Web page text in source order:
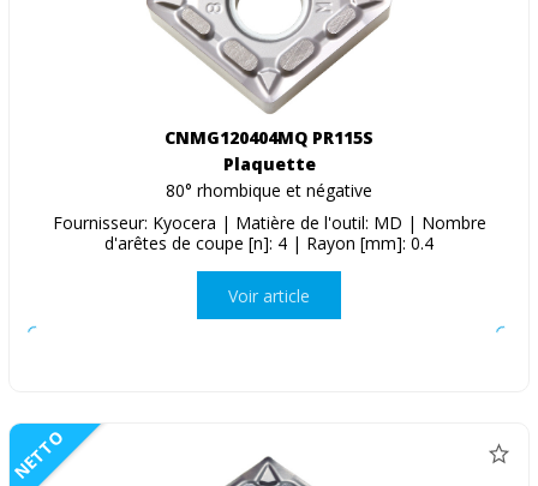
CNMG120404MQ PR115S
Plaquette
80° rhombique et négative
Fournisseur: Kyocera | Matière de l'outil: MD | Nombre
d'arêtes de coupe [n]: 4 | Rayon [mm]: 0.4
Voir article
NETTO